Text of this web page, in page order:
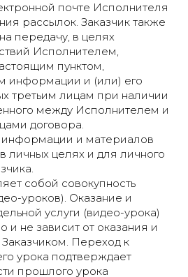
почте Исполнителя
рассылок. Заказчик также
передачу, в целях
Исполнителем,
пунктом,
информации и (или) его
третьим лицам при наличии
между Исполнителем и
договора.
информации и материалов
личных целях и для личного
собой совокупность
уроков). Оказание и
услуги (видео-урока)
и не зависит от оказания и
Переход к
урока подтверждает
прошлого урока